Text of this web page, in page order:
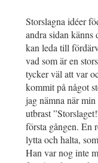
Storslagna idéer
andra sidan känns
kan leda till
vad som är en
tycker väl att var
kommit på något
jag nämna när
utbrast
första gången. En
lytta och halta,
Han var nog inte